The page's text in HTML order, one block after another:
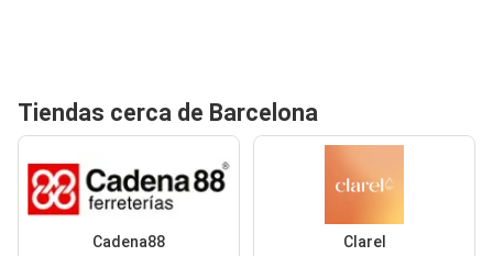
Tiendas cerca de Barcelona
Cadena88 Clarel